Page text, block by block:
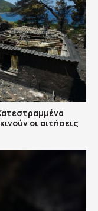
οι αιτήσεις